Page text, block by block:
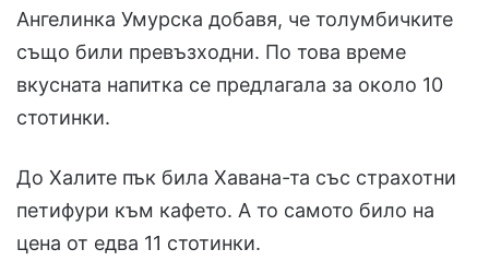
Ангелинка Умурска добавя, че толумбичките
също били превъзходни. По това време
вкусната напитка се предлагала за около 10
стотинки.
До Халите пък била Хавана-та със страхотни
петифури към кафето. А то самото било на
цена от едва 11 стотинки.